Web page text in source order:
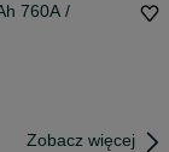
760A /
Zobacz więcej